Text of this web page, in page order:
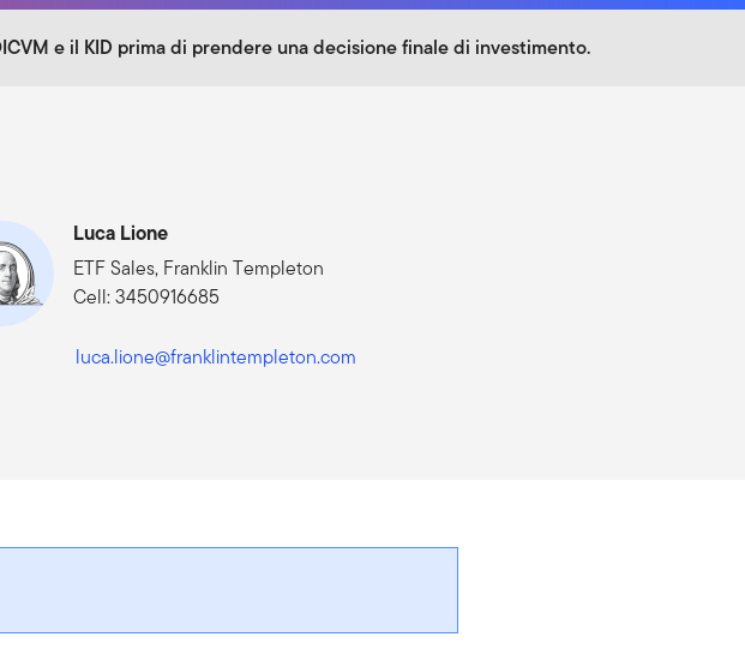
e il KID prima di prendere una decisione finale di investimento.
Luca Lione
ETF Sales, Franklin Templeton
Cell: 3450916685
luca.lione@franklintempleton.com